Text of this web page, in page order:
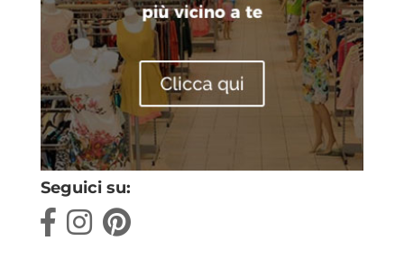
Seguici su: